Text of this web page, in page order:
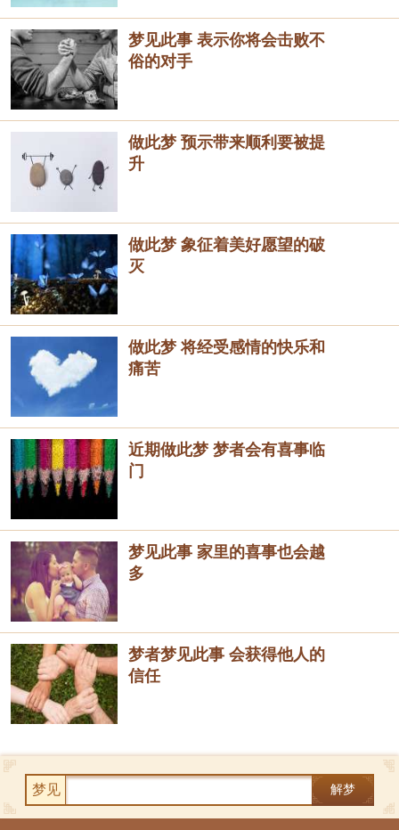
梦见此事 表示你将会击败不
俗的对手
做此梦 预示带来顺利要被提
升
做此梦 象征着美好愿望的破
灭
做此梦 将经受感情的快乐和
痛苦
近期做此梦 梦者会有喜事临
门
梦见此事 家里的喜事也会越
多
梦者梦见此事 会获得他人的
信任
梦见 解梦